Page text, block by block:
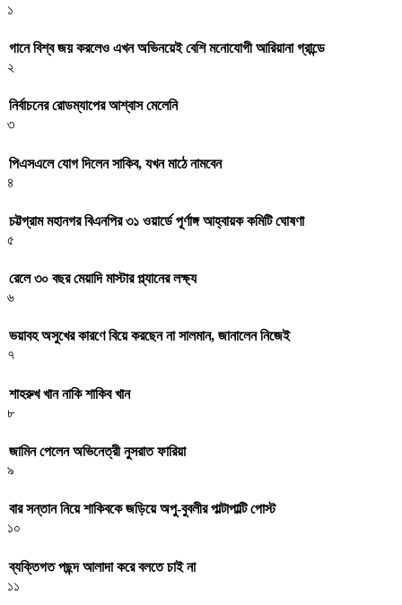
১
গানে বিশ্ব জয় করলেও এখন অভিনয়েই বেশি মনোযোগী আরিয়ানা গ্রান্ডে
২
নির্বাচনের রোডম্যাপের আশ্বাস মেলেনি
৩
পিএসএলে যোগ দিলেন সাকিব, যখন মাঠে নামবেন
৪
চট্টগ্রাম মহানগর বিএনপির ৩১ ওয়ার্ডে পূর্ণাঙ্গ আহ্বায়ক কমিটি ঘোষণা
৫
রেলে ৩০ বছর মেয়াদি মাস্টার প্ল্যানের লক্ষ্য
৬
ভয়াবহ অসুখের কারণে বিয়ে করছেন না সালমান, জানালেন নিজেই
৭
শাহরুখ খান নাকি শাকিব খান
৮
জামিন পেলেন অভিনেত্রী নুসরাত ফারিয়া
৯
বার সন্তান নিয়ে শাকিবকে জড়িয়ে অপু-বুবলীর পাল্টাপাল্টি পোস্ট
১০
ব্যক্তিগত পছন্দ আলাদা করে বলতে চাই না
১১